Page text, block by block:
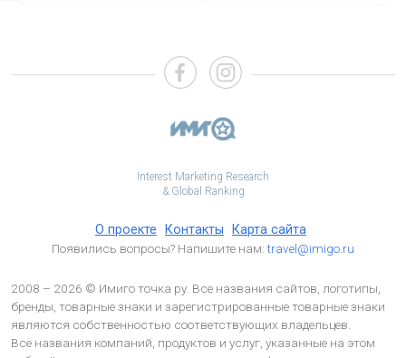
Interest Marketing Research
& Global Ranking
О проекте Контакты Карта сайта
Появились вопросы? Напишите нам:travel@imigo.ru
2008 – 2026 © Имиго точка ру. Все названия сайтов, логотипы,
бренды, товарные знаки и зарегистрированные товарные знаки
являются собственностью соответствующих владельцев.
Все названия компаний, продуктов и услуг, указанные на этом